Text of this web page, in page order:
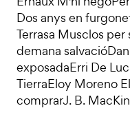
Dos anys en
Terrasa Musclos
demana
exposadaErri De
TierraEloy Moreno
comprarJ. B.